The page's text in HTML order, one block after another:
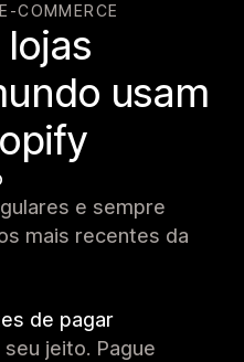
COMMERCE
usam
e sempre
mais recentes da
de pagar
jeito. Pague